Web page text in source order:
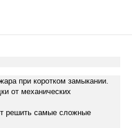
при коротком замыкании.
от механических
решить самые сложные